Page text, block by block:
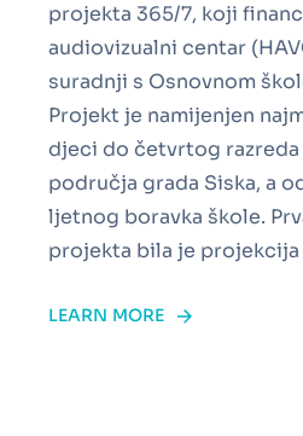
projekta 365/7, koji
audiovizualni centar
suradnji s Osnovnom
Projekt je namijenjen
djeci do četvrtog razreda
područja grada Siska, a
ljetnog boravka škole.
projekta bila je
LEARN MORE